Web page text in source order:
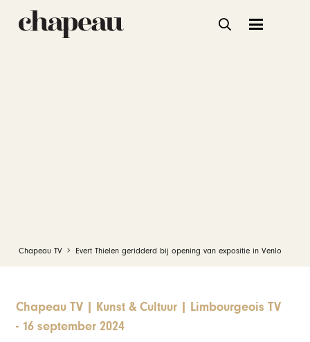
Chapeau TV Evert Thielen geridderd bij opening van expositie in Venlo
Chapeau TV | Kunst & Cultuur | Limbourgeois TV
- 16 september 2024